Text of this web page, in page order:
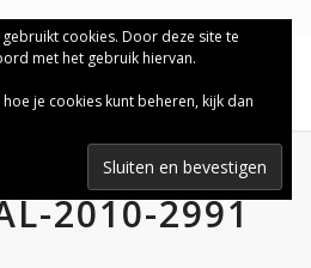
2010-2991
cookies. Door deze site te
met het gebruik hiervan.
je cookies kunt beheren, kijk dan